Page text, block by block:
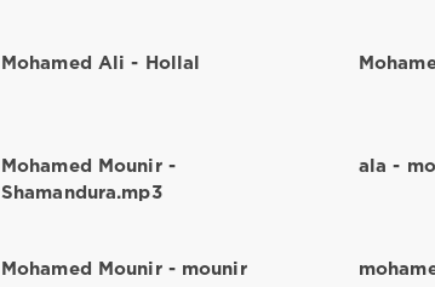
Mohamed Ali - Hollal
Mohamed Mounir -
Shamandura.mp3
ala -
Mohamed Mounir - mounir